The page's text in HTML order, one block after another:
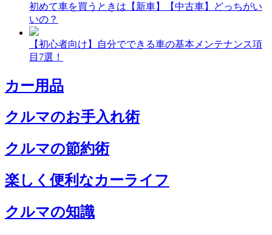
初めて車を買うときは【新車】【中古車】どっちがい
いの？
【初心者向け】自分でできる車の基本メンテナンス項
目7選！
カー用品
クルマのお手入れ術
クルマの節約術
楽しく便利なカーライフ
クルマの知識